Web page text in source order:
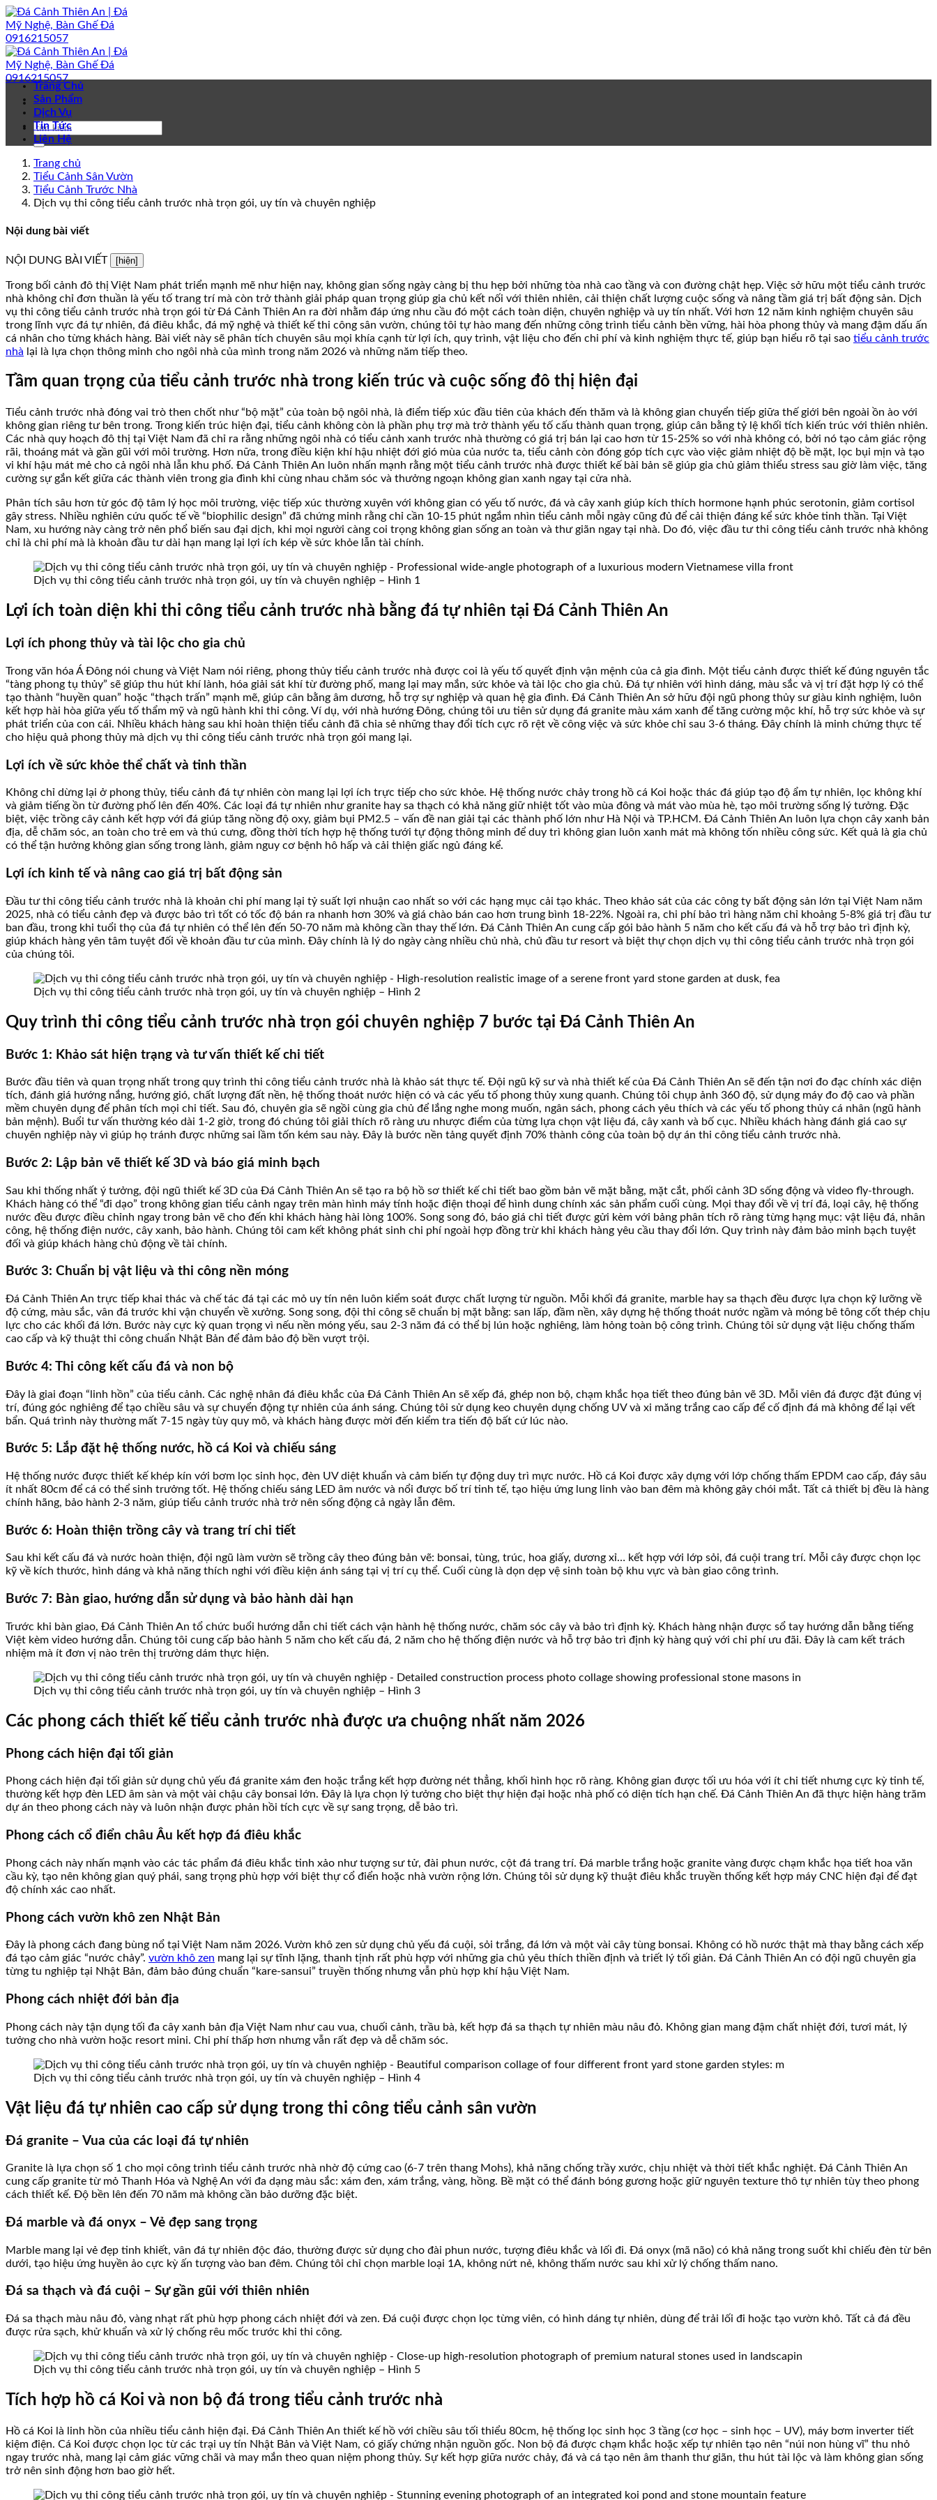
Bỏ
qua
nội
dung
Trang Chủ
Sản Phẩm
Dịch Vụ
Tin Tức
Liên Hệ
Trang chủ
Tiểu Cảnh Sân Vườn
Tiểu Cảnh Trước Nhà
Dịch vụ thi công tiểu cảnh trước nhà trọn gói, uy tín và chuyên nghiệp
Nội dung bài viết
NỘI DUNG BÀI VIẾT [hiện]
Trong bối cảnh đô thị Việt Nam phát triển mạnh mẽ như hiện nay, không gian sống ngày càng bị thu hẹp bởi những tòa nhà cao tầng và con đường chật hẹp. Việc sở hữu một tiểu cảnh trước
nhà không chỉ đơn thuần là yếu tố trang trí mà còn trở thành giải pháp quan trọng giúp gia chủ kết nối với thiên nhiên, cải thiện chất lượng cuộc sống và nâng tầm giá trị bất động sản. Dịch
vụ thi công tiểu cảnh trước nhà trọn gói từ Đá Cảnh Thiên An ra đời nhằm đáp ứng nhu cầu đó một cách toàn diện, chuyên nghiệp và uy tín nhất. Với hơn 12 năm kinh nghiệm chuyên sâu
trong lĩnh vực đá tự nhiên, đá điêu khắc, đá mỹ nghệ và thiết kế thi công sân vườn, chúng tôi tự hào mang đến những công trình tiểu cảnh bền vững, hài hòa phong thủy và mang đậm dấu ấn
cá nhân cho từng khách hàng. Bài viết này sẽ phân tích chuyên sâu mọi khía cạnh từ lợi ích, quy trình, vật liệu cho đến chi phí và kinh nghiệm thực tế, giúp bạn hiểu rõ tại sao tiểu cảnh trước
nhà lại là lựa chọn thông minh cho ngôi nhà của mình trong năm 2026 và những năm tiếp theo.
Tầm quan trọng của tiểu cảnh trước nhà trong kiến trúc và cuộc sống đô thị hiện đại
Tiểu cảnh trước nhà đóng vai trò then chốt như “bộ mặt” của toàn bộ ngôi nhà, là điểm tiếp xúc đầu tiên của khách đến thăm và là không gian chuyển tiếp giữa thế giới bên ngoài ồn ào với
không gian riêng tư bên trong. Trong kiến trúc hiện đại, tiểu cảnh không còn là phần phụ trợ mà trở thành yếu tố cấu thành quan trọng, giúp cân bằng tỷ lệ khối tích kiến trúc với thiên nhiên.
Các nhà quy hoạch đô thị tại Việt Nam đã chỉ ra rằng những ngôi nhà có tiểu cảnh xanh trước nhà thường có giá trị bán lại cao hơn từ 15-25% so với nhà không có, bởi nó tạo cảm giác rộng
rãi, thoáng mát và gần gũi với môi trường. Hơn nữa, trong điều kiện khí hậu nhiệt đới gió mùa của nước ta, tiểu cảnh còn đóng góp tích cực vào việc giảm nhiệt độ bề mặt, lọc bụi mịn và tạo
vi khí hậu mát mẻ cho cả ngôi nhà lẫn khu phố. Đá Cảnh Thiên An luôn nhấn mạnh rằng một tiểu cảnh trước nhà được thiết kế bài bản sẽ giúp gia chủ giảm thiểu stress sau giờ làm việc, tăng
cường sự gắn kết giữa các thành viên trong gia đình khi cùng nhau chăm sóc và thưởng ngoạn không gian xanh ngay tại cửa nhà.
Phân tích sâu hơn từ góc độ tâm lý học môi trường, việc tiếp xúc thường xuyên với không gian có yếu tố nước, đá và cây xanh giúp kích thích hormone hạnh phúc serotonin, giảm cortisol
gây stress. Nhiều nghiên cứu quốc tế về “biophilic design” đã chứng minh rằng chỉ cần 10-15 phút ngắm nhìn tiểu cảnh mỗi ngày cũng đủ để cải thiện đáng kể sức khỏe tinh thần. Tại Việt
Nam, xu hướng này càng trở nên phổ biến sau đại dịch, khi mọi người càng coi trọng không gian sống an toàn và thư giãn ngay tại nhà. Do đó, việc đầu tư thi công tiểu cảnh trước nhà không
chỉ là chi phí mà là khoản đầu tư dài hạn mang lại lợi ích kép về sức khỏe lẫn tài chính.
Dịch vụ thi công tiểu cảnh trước nhà trọn gói, uy tín và chuyên nghiệp – Hình 1
Lợi ích toàn diện khi thi công tiểu cảnh trước nhà bằng đá tự nhiên tại Đá Cảnh Thiên An
Lợi ích phong thủy và tài lộc cho gia chủ
Trong văn hóa Á Đông nói chung và Việt Nam nói riêng, phong thủy tiểu cảnh trước nhà được coi là yếu tố quyết định vận mệnh của cả gia đình. Một tiểu cảnh được thiết kế đúng nguyên tắc
“tàng phong tụ thủy” sẽ giúp thu hút khí lành, hóa giải sát khí từ đường phố, mang lại may mắn, sức khỏe và tài lộc cho gia chủ. Đá tự nhiên với hình dáng, màu sắc và vị trí đặt hợp lý có thể
tạo thành “huyền quan” hoặc “thạch trấn” mạnh mẽ, giúp cân bằng âm dương, hỗ trợ sự nghiệp và quan hệ gia đình. Đá Cảnh Thiên An sở hữu đội ngũ phong thủy sư giàu kinh nghiệm, luôn
kết hợp hài hòa giữa yếu tố thẩm mỹ và ngũ hành khi thi công. Ví dụ, với nhà hướng Đông, chúng tôi ưu tiên sử dụng đá granite màu xám xanh để tăng cường mộc khí, hỗ trợ sức khỏe và sự
phát triển của con cái. Nhiều khách hàng sau khi hoàn thiện tiểu cảnh đã chia sẻ những thay đổi tích cực rõ rệt về công việc và sức khỏe chỉ sau 3-6 tháng. Đây chính là minh chứng thực tế
cho hiệu quả phong thủy mà dịch vụ thi công tiểu cảnh trước nhà trọn gói mang lại.
Lợi ích về sức khỏe thể chất và tinh thần
Không chỉ dừng lại ở phong thủy, tiểu cảnh đá tự nhiên còn mang lại lợi ích trực tiếp cho sức khỏe. Hệ thống nước chảy trong hồ cá Koi hoặc thác đá giúp tạo độ ẩm tự nhiên, lọc không khí
và giảm tiếng ồn từ đường phố lên đến 40%. Các loại đá tự nhiên như granite hay sa thạch có khả năng giữ nhiệt tốt vào mùa đông và mát vào mùa hè, tạo môi trường sống lý tưởng. Đặc
biệt, việc trồng cây cảnh kết hợp với đá giúp tăng nồng độ oxy, giảm bụi PM2.5 – vấn đề nan giải tại các thành phố lớn như Hà Nội và TP.HCM. Đá Cảnh Thiên An luôn lựa chọn cây xanh bản
địa, dễ chăm sóc, an toàn cho trẻ em và thú cưng, đồng thời tích hợp hệ thống tưới tự động thông minh để duy trì không gian luôn xanh mát mà không tốn nhiều công sức. Kết quả là gia chủ
có thể tận hưởng không gian sống trong lành, giảm nguy cơ bệnh hô hấp và cải thiện giấc ngủ đáng kể.
Lợi ích kinh tế và nâng cao giá trị bất động sản
Đầu tư thi công tiểu cảnh trước nhà là khoản chi phí mang lại tỷ suất lợi nhuận cao nhất so với các hạng mục cải tạo khác. Theo khảo sát của các công ty bất động sản lớn tại Việt Nam năm
2025, nhà có tiểu cảnh đẹp và được bảo trì tốt có tốc độ bán ra nhanh hơn 30% và giá chào bán cao hơn trung bình 18-22%. Ngoài ra, chi phí bảo trì hàng năm chỉ khoảng 5-8% giá trị đầu tư
ban đầu, trong khi tuổi thọ của đá tự nhiên có thể lên đến 50-70 năm mà không cần thay thế lớn. Đá Cảnh Thiên An cung cấp gói bảo hành 5 năm cho kết cấu đá và hỗ trợ bảo trì định kỳ,
giúp khách hàng yên tâm tuyệt đối về khoản đầu tư của mình. Đây chính là lý do ngày càng nhiều chủ nhà, chủ đầu tư resort và biệt thự chọn dịch vụ thi công tiểu cảnh trước nhà trọn gói
của chúng tôi.
Dịch vụ thi công tiểu cảnh trước nhà trọn gói, uy tín và chuyên nghiệp – Hình 2
Quy trình thi công tiểu cảnh trước nhà trọn gói chuyên nghiệp 7 bước tại Đá Cảnh Thiên An
Bước 1: Khảo sát hiện trạng và tư vấn thiết kế chi tiết
Bước đầu tiên và quan trọng nhất trong quy trình thi công tiểu cảnh trước nhà là khảo sát thực tế. Đội ngũ kỹ sư và nhà thiết kế của Đá Cảnh Thiên An sẽ đến tận nơi đo đạc chính xác diện
tích, đánh giá hướng nắng, hướng gió, chất lượng đất nền, hệ thống thoát nước hiện có và các yếu tố phong thủy xung quanh. Chúng tôi chụp ảnh 360 độ, sử dụng máy đo độ cao và phần
mềm chuyên dụng để phân tích mọi chi tiết. Sau đó, chuyên gia sẽ ngồi cùng gia chủ để lắng nghe mong muốn, ngân sách, phong cách yêu thích và các yếu tố phong thủy cá nhân (ngũ hành
bản mệnh). Buổi tư vấn thường kéo dài 1-2 giờ, trong đó chúng tôi giải thích rõ ràng ưu nhược điểm của từng lựa chọn vật liệu đá, cây xanh và bố cục. Nhiều khách hàng đánh giá cao sự
chuyên nghiệp này vì giúp họ tránh được những sai lầm tốn kém sau này. Đây là bước nền tảng quyết định 70% thành công của toàn bộ dự án thi công tiểu cảnh trước nhà.
Bước 2: Lập bản vẽ thiết kế 3D và báo giá minh bạch
Sau khi thống nhất ý tưởng, đội ngũ thiết kế 3D của Đá Cảnh Thiên An sẽ tạo ra bộ hồ sơ thiết kế chi tiết bao gồm bản vẽ mặt bằng, mặt cắt, phối cảnh 3D sống động và video fly-through.
Khách hàng có thể “đi dạo” trong không gian tiểu cảnh ngay trên màn hình máy tính hoặc điện thoại để hình dung chính xác sản phẩm cuối cùng. Mọi thay đổi về vị trí đá, loại cây, hệ thống
nước đều được điều chỉnh ngay trong bản vẽ cho đến khi khách hàng hài lòng 100%. Song song đó, báo giá chi tiết được gửi kèm với bảng phân tích rõ ràng từng hạng mục: vật liệu đá, nhân
công, hệ thống điện nước, cây xanh, bảo hành. Chúng tôi cam kết không phát sinh chi phí ngoài hợp đồng trừ khi khách hàng yêu cầu thay đổi lớn. Quy trình này đảm bảo minh bạch tuyệt
đối và giúp khách hàng chủ động về tài chính.
Bước 3: Chuẩn bị vật liệu và thi công nền móng
Đá Cảnh Thiên An trực tiếp khai thác và chế tác đá tại các mỏ uy tín nên luôn kiểm soát được chất lượng từ nguồn. Mỗi khối đá granite, marble hay sa thạch đều được lựa chọn kỹ lưỡng về
độ cứng, màu sắc, vân đá trước khi vận chuyển về xưởng. Song song, đội thi công sẽ chuẩn bị mặt bằng: san lấp, đầm nền, xây dựng hệ thống thoát nước ngầm và móng bê tông cốt thép chịu
lực cho các khối đá lớn. Bước này cực kỳ quan trọng vì nếu nền móng yếu, sau 2-3 năm đá có thể bị lún hoặc nghiêng, làm hỏng toàn bộ công trình. Chúng tôi sử dụng vật liệu chống thấm
cao cấp và kỹ thuật thi công chuẩn Nhật Bản để đảm bảo độ bền vượt trội.
Bước 4: Thi công kết cấu đá và non bộ
Đây là giai đoạn “linh hồn” của tiểu cảnh. Các nghệ nhân đá điêu khắc của Đá Cảnh Thiên An sẽ xếp đá, ghép non bộ, chạm khắc họa tiết theo đúng bản vẽ 3D. Mỗi viên đá được đặt đúng vị
trí, đúng góc nghiêng để tạo chiều sâu và sự chuyển động tự nhiên của ánh sáng. Chúng tôi sử dụng keo chuyên dụng chống UV và xi măng trắng cao cấp để cố định đá mà không để lại vết
bẩn. Quá trình này thường mất 7-15 ngày tùy quy mô, và khách hàng được mời đến kiểm tra tiến độ bất cứ lúc nào.
Bước 5: Lắp đặt hệ thống nước, hồ cá Koi và chiếu sáng
Hệ thống nước được thiết kế khép kín với bơm lọc sinh học, đèn UV diệt khuẩn và cảm biến tự động duy trì mực nước. Hồ cá Koi được xây dựng với lớp chống thấm EPDM cao cấp, đáy sâu
ít nhất 80cm để cá có thể sinh trưởng tốt. Hệ thống chiếu sáng LED âm nước và nổi được bố trí tinh tế, tạo hiệu ứng lung linh vào ban đêm mà không gây chói mắt. Tất cả thiết bị đều là hàng
chính hãng, bảo hành 2-3 năm, giúp tiểu cảnh trước nhà trở nên sống động cả ngày lẫn đêm.
Bước 6: Hoàn thiện trồng cây và trang trí chi tiết
Sau khi kết cấu đá và nước hoàn thiện, đội ngũ làm vườn sẽ trồng cây theo đúng bản vẽ: bonsai, tùng, trúc, hoa giấy, dương xỉ… kết hợp với lớp sỏi, đá cuội trang trí. Mỗi cây được chọn lọc
kỹ về kích thước, hình dáng và khả năng thích nghi với điều kiện ánh sáng tại vị trí cụ thể. Cuối cùng là dọn dẹp vệ sinh toàn bộ khu vực và bàn giao công trình.
Bước 7: Bàn giao, hướng dẫn sử dụng và bảo hành dài hạn
Trước khi bàn giao, Đá Cảnh Thiên An tổ chức buổi hướng dẫn chi tiết cách vận hành hệ thống nước, chăm sóc cây và bảo trì định kỳ. Khách hàng nhận được sổ tay hướng dẫn bằng tiếng
Việt kèm video hướng dẫn. Chúng tôi cung cấp bảo hành 5 năm cho kết cấu đá, 2 năm cho hệ thống điện nước và hỗ trợ bảo trì định kỳ hàng quý với chi phí ưu đãi. Đây là cam kết trách
nhiệm mà ít đơn vị nào trên thị trường dám thực hiện.
Dịch vụ thi công tiểu cảnh trước nhà trọn gói, uy tín và chuyên nghiệp – Hình 3
Các phong cách thiết kế tiểu cảnh trước nhà được ưa chuộng nhất năm 2026
Phong cách hiện đại tối giản
Phong cách hiện đại tối giản sử dụng chủ yếu đá granite xám đen hoặc trắng kết hợp đường nét thẳng, khối hình học rõ ràng. Không gian được tối ưu hóa với ít chi tiết nhưng cực kỳ tinh tế,
thường kết hợp đèn LED âm sàn và một vài chậu cây bonsai lớn. Đây là lựa chọn lý tưởng cho biệt thự hiện đại hoặc nhà phố có diện tích hạn chế. Đá Cảnh Thiên An đã thực hiện hàng trăm
dự án theo phong cách này và luôn nhận được phản hồi tích cực về sự sang trọng, dễ bảo trì.
Phong cách cổ điển châu Âu kết hợp đá điêu khắc
Phong cách này nhấn mạnh vào các tác phẩm đá điêu khắc tinh xảo như tượng sư tử, đài phun nước, cột đá trang trí. Đá marble trắng hoặc granite vàng được chạm khắc họa tiết hoa văn
cầu kỳ, tạo nên không gian quý phái, sang trọng phù hợp với biệt thự cổ điển hoặc nhà vườn rộng lớn. Chúng tôi sử dụng kỹ thuật điêu khắc truyền thống kết hợp máy CNC hiện đại để đạt
độ chính xác cao nhất.
Phong cách vườn khô zen Nhật Bản
Đây là phong cách đang bùng nổ tại Việt Nam năm 2026. Vườn khô zen sử dụng chủ yếu đá cuội, sỏi trắng, đá lớn và một vài cây tùng bonsai. Không có hồ nước thật mà thay bằng cách xếp
đá tạo cảm giác “nước chảy”. vườn khô zen mang lại sự tĩnh lặng, thanh tịnh rất phù hợp với những gia chủ yêu thích thiền định và triết lý tối giản. Đá Cảnh Thiên An có đội ngũ chuyên gia
từng tu nghiệp tại Nhật Bản, đảm bảo đúng chuẩn “kare-sansui” truyền thống nhưng vẫn phù hợp khí hậu Việt Nam.
Phong cách nhiệt đới bản địa
Phong cách này tận dụng tối đa cây xanh bản địa Việt Nam như cau vua, chuối cảnh, trầu bà, kết hợp đá sa thạch tự nhiên màu nâu đỏ. Không gian mang đậm chất nhiệt đới, tươi mát, lý
tưởng cho nhà vườn hoặc resort mini. Chi phí thấp hơn nhưng vẫn rất đẹp và dễ chăm sóc.
Dịch vụ thi công tiểu cảnh trước nhà trọn gói, uy tín và chuyên nghiệp – Hình 4
Vật liệu đá tự nhiên cao cấp sử dụng trong thi công tiểu cảnh sân vườn
Đá granite – Vua của các loại đá tự nhiên
Granite là lựa chọn số 1 cho mọi công trình tiểu cảnh trước nhà nhờ độ cứng cao (6-7 trên thang Mohs), khả năng chống trầy xước, chịu nhiệt và thời tiết khắc nghiệt. Đá Cảnh Thiên An
cung cấp granite từ mỏ Thanh Hóa và Nghệ An với đa dạng màu sắc: xám đen, xám trắng, vàng, hồng. Bề mặt có thể đánh bóng gương hoặc giữ nguyên texture thô tự nhiên tùy theo phong
cách thiết kế. Độ bền lên đến 70 năm mà không cần bảo dưỡng đặc biệt.
Đá marble và đá onyx – Vẻ đẹp sang trọng
Marble mang lại vẻ đẹp tinh khiết, vân đá tự nhiên độc đáo, thường được sử dụng cho đài phun nước, tượng điêu khắc và lối đi. Đá onyx (mã não) có khả năng trong suốt khi chiếu đèn từ bên
dưới, tạo hiệu ứng huyền ảo cực kỳ ấn tượng vào ban đêm. Chúng tôi chỉ chọn marble loại 1A, không nứt nẻ, không thấm nước sau khi xử lý chống thấm nano.
Đá sa thạch và đá cuội – Sự gần gũi với thiên nhiên
Đá sa thạch màu nâu đỏ, vàng nhạt rất phù hợp phong cách nhiệt đới và zen. Đá cuội được chọn lọc từng viên, có hình dáng tự nhiên, dùng để trải lối đi hoặc tạo vườn khô. Tất cả đá đều
được rửa sạch, khử khuẩn và xử lý chống rêu mốc trước khi thi công.
Dịch vụ thi công tiểu cảnh trước nhà trọn gói, uy tín và chuyên nghiệp – Hình 5
Tích hợp hồ cá Koi và non bộ đá trong tiểu cảnh trước nhà
Hồ cá Koi là linh hồn của nhiều tiểu cảnh hiện đại. Đá Cảnh Thiên An thiết kế hồ với chiều sâu tối thiểu 80cm, hệ thống lọc sinh học 3 tầng (cơ học – sinh học – UV), máy bơm inverter tiết
kiệm điện. Cá Koi được chọn lọc từ các trại uy tín Nhật Bản và Việt Nam, có giấy chứng nhận nguồn gốc. Non bộ đá được chạm khắc hoặc xếp tự nhiên tạo nên “núi non hùng vĩ” thu nhỏ
ngay trước nhà, mang lại cảm giác vững chãi và may mắn theo quan niệm phong thủy. Sự kết hợp giữa nước chảy, đá và cá tạo nên âm thanh thư giãn, thu hút tài lộc và làm không gian sống
trở nên sinh động hơn bao giờ hết.